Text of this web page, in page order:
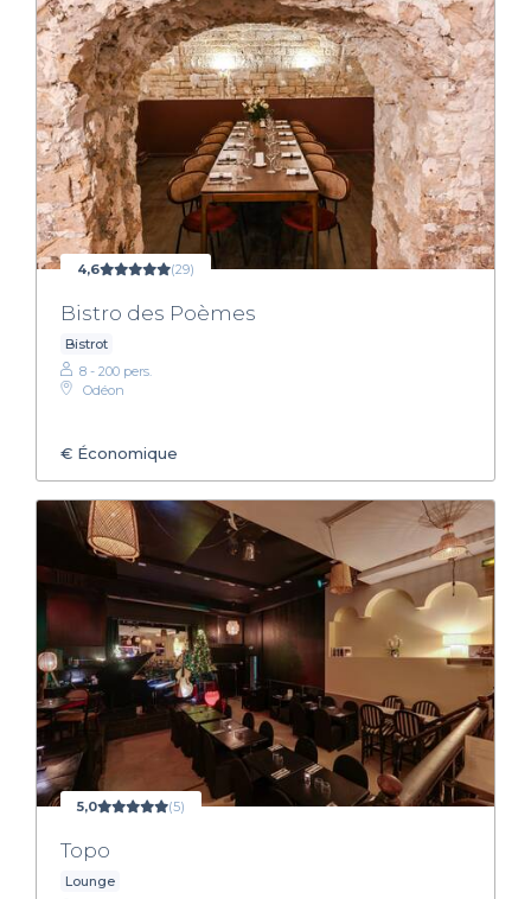
4,6 (29)
Bistro des Poèmes
Bistrot
8 - 200 pers.
Odéon
€ Économique
5,0 (5)
Topo
Lounge